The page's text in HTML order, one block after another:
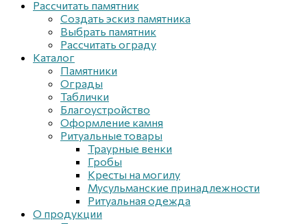
Рассчитать памятник
Создать эскиз памятника
Выбрать памятник
Рассчитать ограду
Каталог
Памятники
Ограды
Таблички
Благоустройствo
Оформление камня
Ритуальные товары
Траурные венки
Гробы
Кресты на могилу
Мусульманские принадлежности
Ритуальная одежда
О продукции